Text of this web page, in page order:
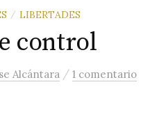
/ LIBERTADES
control
Alcántara /1 comentario